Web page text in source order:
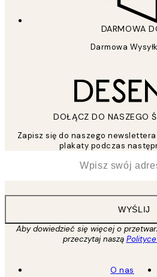
DARMOWA
Darmowa
DOŁĄCZ DO NASZEGO
Zapisz się do naszego
plakaty podczas
WYŚLIJ
Aby dowiedzieć się więcej o
przeczytaj naszą
O nas